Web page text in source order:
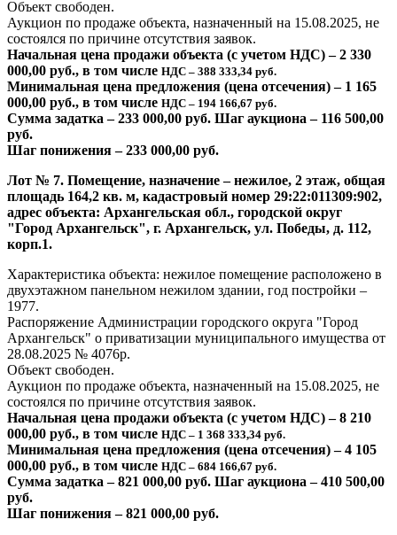
Объект свободен.
Аукцион по продаже объекта, назначенный на 15.08.2025, не
состоялся по причине отсутствия заявок.
Начальная цена продажи объекта (с учетом НДС) – 2 330
000,00 руб., в том числе НДС – 388 333,34 руб.
Минимальная цена предложения (цена отсечения) – 1 165
000,00 руб., в том числе НДС – 194 166,67 руб.
Сумма задатка – 233 000,00 руб. Шаг аукциона – 116 500,00
руб.
Шаг понижения – 233 000,00 руб.
Лот № 7. Помещение, назначение – нежилое, 2 этаж, общая
площадь 164,2 кв. м, кадастровый номер 29:22:011309:902,
адрес объекта: Архангельская обл., городской округ
"Город Архангельск", г. Архангельск, ул. Победы, д. 112,
корп.1.
Характеристика объекта: нежилое помещение расположено в
двухэтажном панельном нежилом здании, год постройки –
1977.
Распоряжение Администрации городского округа "Город
Архангельск" о приватизации муниципального имущества от
28.08.2025 № 4076р.
Объект свободен.
Аукцион по продаже объекта, назначенный на 15.08.2025, не
состоялся по причине отсутствия заявок.
Начальная цена продажи объекта (с учетом НДС) – 8 210
000,00 руб., в том числе НДС – 1 368 333,34 руб.
Минимальная цена предложения (цена отсечения) – 4 105
000,00 руб., в том числе НДС – 684 166,67 руб.
Сумма задатка – 821 000,00 руб. Шаг аукциона – 410 500,00
руб.
Шаг понижения – 821 000,00 руб.